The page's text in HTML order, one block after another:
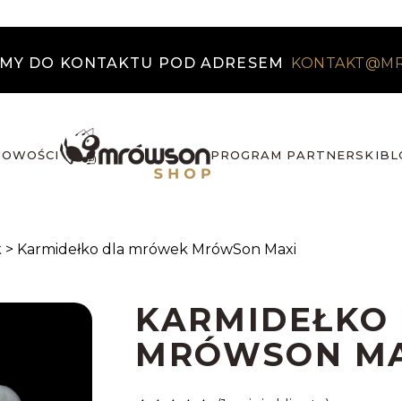
DO KONTAKTU POD ADRESEM
PROGRAM PARTNERSKI
> Karmidełko dla mrówek MrówSon Maxi
MRÓWSON